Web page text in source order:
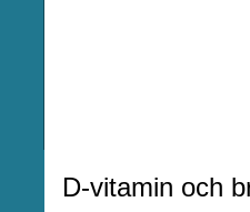
D-vitamin och